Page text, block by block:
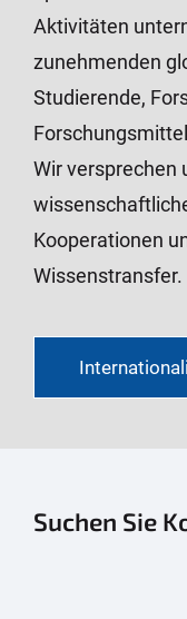
Aktivitäten
zunehmenden
Studierende,
Wir versprechen
Kooperationen
Wissenstransfer.
Suchen Sie